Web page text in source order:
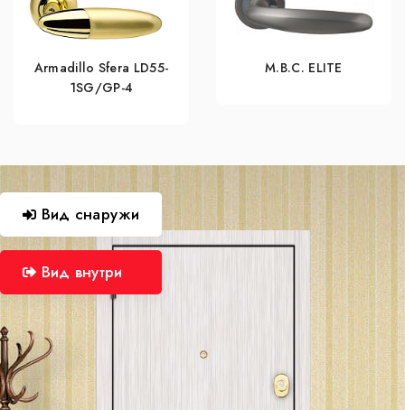
Armadillo Sfera LD55-
1SG/GP-4
M.B.C. ELITE
Вид снаружи
Вид внутри